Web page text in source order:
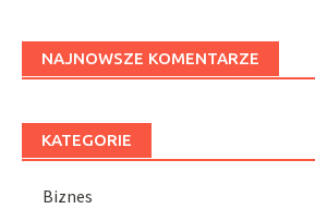
NAJNOWSZE KOMENTARZE
KATEGORIE
Biznes